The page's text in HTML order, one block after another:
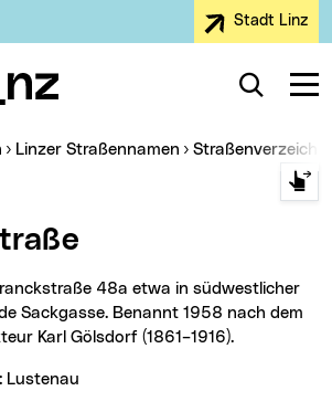
Stadt Linz
Suche
Linzer Straßennamen
Sackgasse. Benannt 1958 nach dem
Karl Gölsdorf (1861–1916).
Lustenau